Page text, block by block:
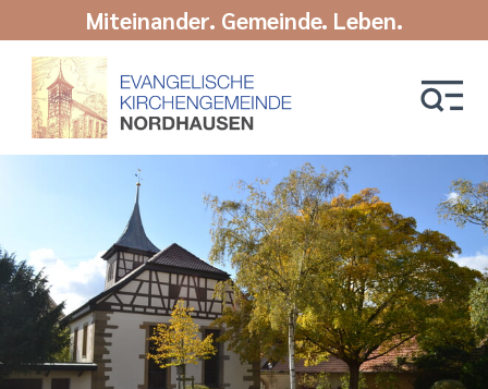
Miteinander. Gemeinde. Leben.